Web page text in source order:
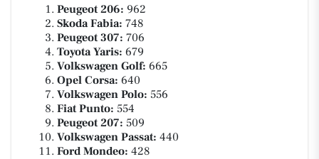
Peugeot 206: 962
Skoda Fabia: 748
Peugeot 307: 706
Toyota Yaris: 679
Volkswagen Golf: 665
Opel Corsa: 640
Volkswagen Polo: 556
Fiat Punto: 554
Peugeot 207: 509
Volkswagen Passat: 440
Ford Mondeo: 428